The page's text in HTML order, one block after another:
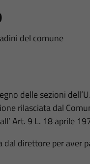
del comune
delle sezioni
rilasciata dal
Art. 9 L. 18 aprile
direttore per aver